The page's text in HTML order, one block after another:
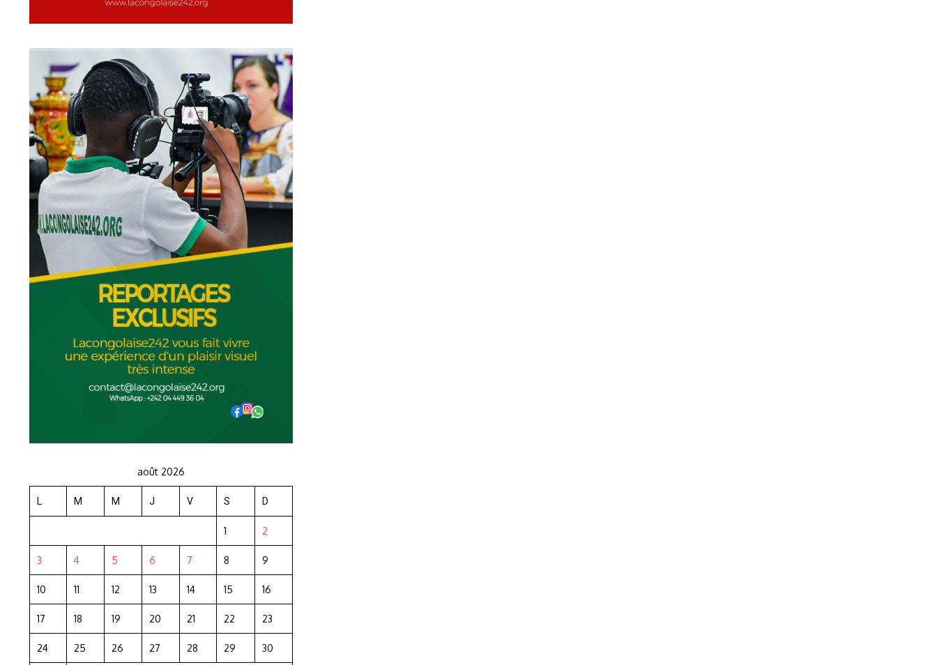
août 2026
L M M J V S D
1 2
3 4 5 6 7 8 9
10 11 12 13 14 15 16
17 18 19 20 21 22 23
24 25 26 27 28 29 30